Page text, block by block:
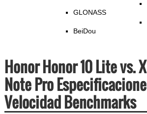
GLONASS
BeiDou
Honor Honor 10 Lite vs.
Note Pro
Velocidad Benchmarks